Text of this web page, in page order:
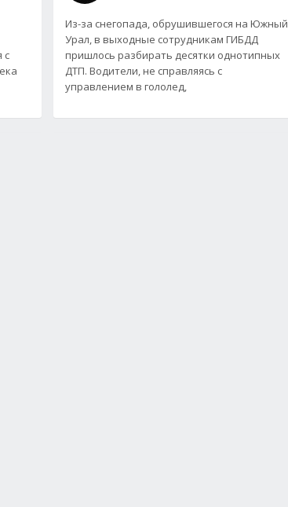
с
Из-за снегопада, обрушившегося на Южный
Урал, в выходные сотрудникам ГИБДД
пришлось разбирать десятки однотипных
ДТП. Водители, не справляясь с
управлением в гололед,